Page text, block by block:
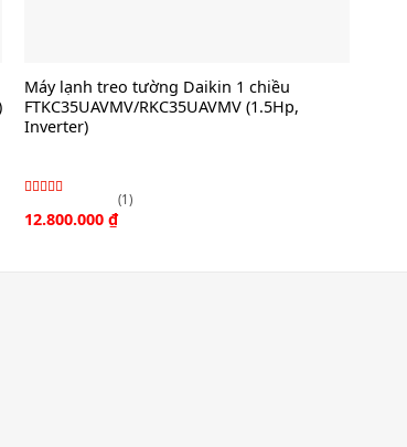
Máy lạnh treo tường Daikin 1 chiều
FTKC35UAVMV/RKC35UAVMV (1.5Hp,
Inverter)
Được xếp
hạng
(1)
12.800.000 ₫